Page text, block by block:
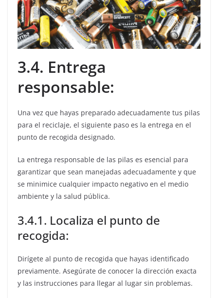
3.4. Entrega
responsable:
Una vez que hayas preparado adecuadamente tus pilas
para el reciclaje, el siguiente paso es la entrega en el
punto de recogida designado.
La entrega responsable de las pilas es esencial para
garantizar que sean manejadas adecuadamente y que
se minimice cualquier impacto negativo en el medio
ambiente y la salud pública.
3.4.1. Localiza el punto de
recogida:
Dirígete al punto de recogida que hayas identificado
previamente. Asegúrate de conocer la dirección exacta
y las instrucciones para llegar al lugar sin problemas.